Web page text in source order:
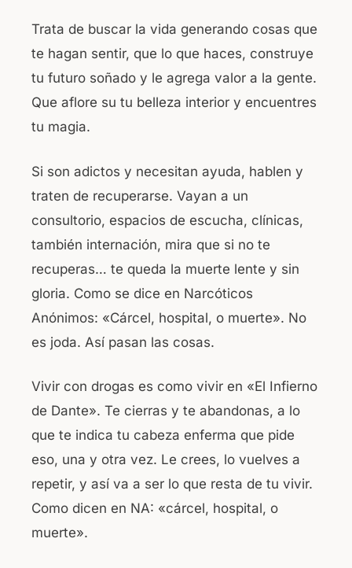
Trata de buscar la vida generando cosas que
te hagan sentir, que lo que haces, construye
tu futuro soñado y le agrega valor a la gente.
Que aflore su tu belleza interior y encuentres
tu magia.
Si son adictos y necesitan ayuda, hablen y
traten de recuperarse. Vayan a un
consultorio, espacios de escucha, clínicas,
también internación, mira que si no te
recuperas… te queda la muerte lente y sin
gloria. Como se dice en Narcóticos
Anónimos: «Cárcel, hospital, o muerte». No
es joda. Así pasan las cosas.
Vivir con drogas es como vivir en «El Infierno
de Dante». Te cierras y te abandonas, a lo
que te indica tu cabeza enferma que pide
eso, una y otra vez. Le crees, lo vuelves a
repetir, y así va a ser lo que resta de tu vivir.
Como dicen en NA: «cárcel, hospital, o
muerte».